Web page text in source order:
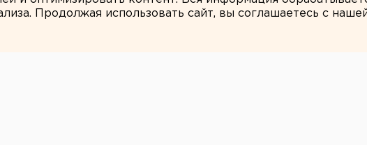
Продолжая использовать сайт, вы соглашаетесь с